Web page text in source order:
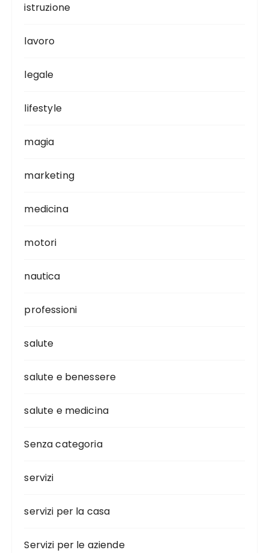
istruzione
lavoro
legale
lifestyle
magia
marketing
medicina
motori
nautica
professioni
salute
salute e benessere
salute e medicina
Senza categoria
servizi
servizi per la casa
Servizi per le aziende